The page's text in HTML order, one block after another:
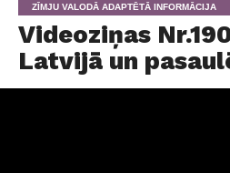
ZĪMJU VALODĀ ADAPTĒTĀ INFORMĀCIJA
Videoziņas
Latvijā un